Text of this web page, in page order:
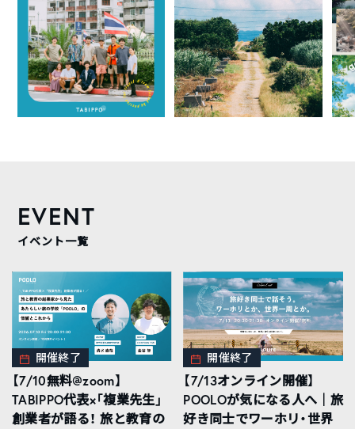
EVENT
イベント一覧
開催終了
【7/10無料@zoom】
TABIPPO代表×「複業先生」
創業者が語る！ 旅と教育の
開催終了
【7/13オンライン開催】
POOLOが気になる人へ｜旅
好き同士でワーホリ・世界